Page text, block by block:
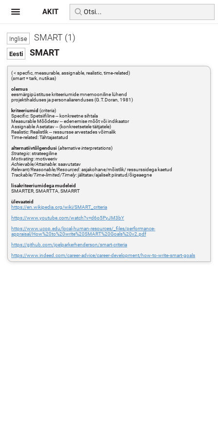
SMART (1)
SMART
( < specfic, measurable, assignable, realistic, time-related)
(smart= tark, nutikas)
olemus
eesmärgipüstituse kriteeriumide mnemooniline lühend
projektihalduses ja personaliarenduses (G.T.Doran, 1981)
kriteeriumid (criteria)
Specific: Spetsiifiline -- konkreetne sihtala
Measurable Mõõdetav -- edenemise mõõt või indikaator
Assignable Asetatav -- (konkreetsetele täitjatele)
Realistic: Realistlik -- ressursse arvestades võimalik
Time-related: Tähtajastatud
alternatiivtõlgendusi (alternative interpretations)
Strategic: strateegiline
Motivating: motiveeriv
Achievable/Attainable: saavutatav
Relevant/Reasonable/Resourced: asjakohane/mõistlik/ ressurssidega kaetud
Trackable/Time-limited/Timely: jälitatav/ajaliselt piiratud/õigeaegne
lisakriteeriumidega mudeleid
SMARTER, SMARTTA, SMARRT
ülevaateid
https://en.wikipedia.org/wiki/SMART_criteria
https://www.youtube.com/watch?v=d6o5PyJM3bY
https://www.ucop.edu/local-human-resources/_files/performance-
appraisal/How%20to%20write%20SMART%20Goals%20v2.pdf
https://github.com/joelparkerhenderson/smart-criteria
https://www.indeed.com/career-advice/career-development/how-to-write-smart-goals
AKIT